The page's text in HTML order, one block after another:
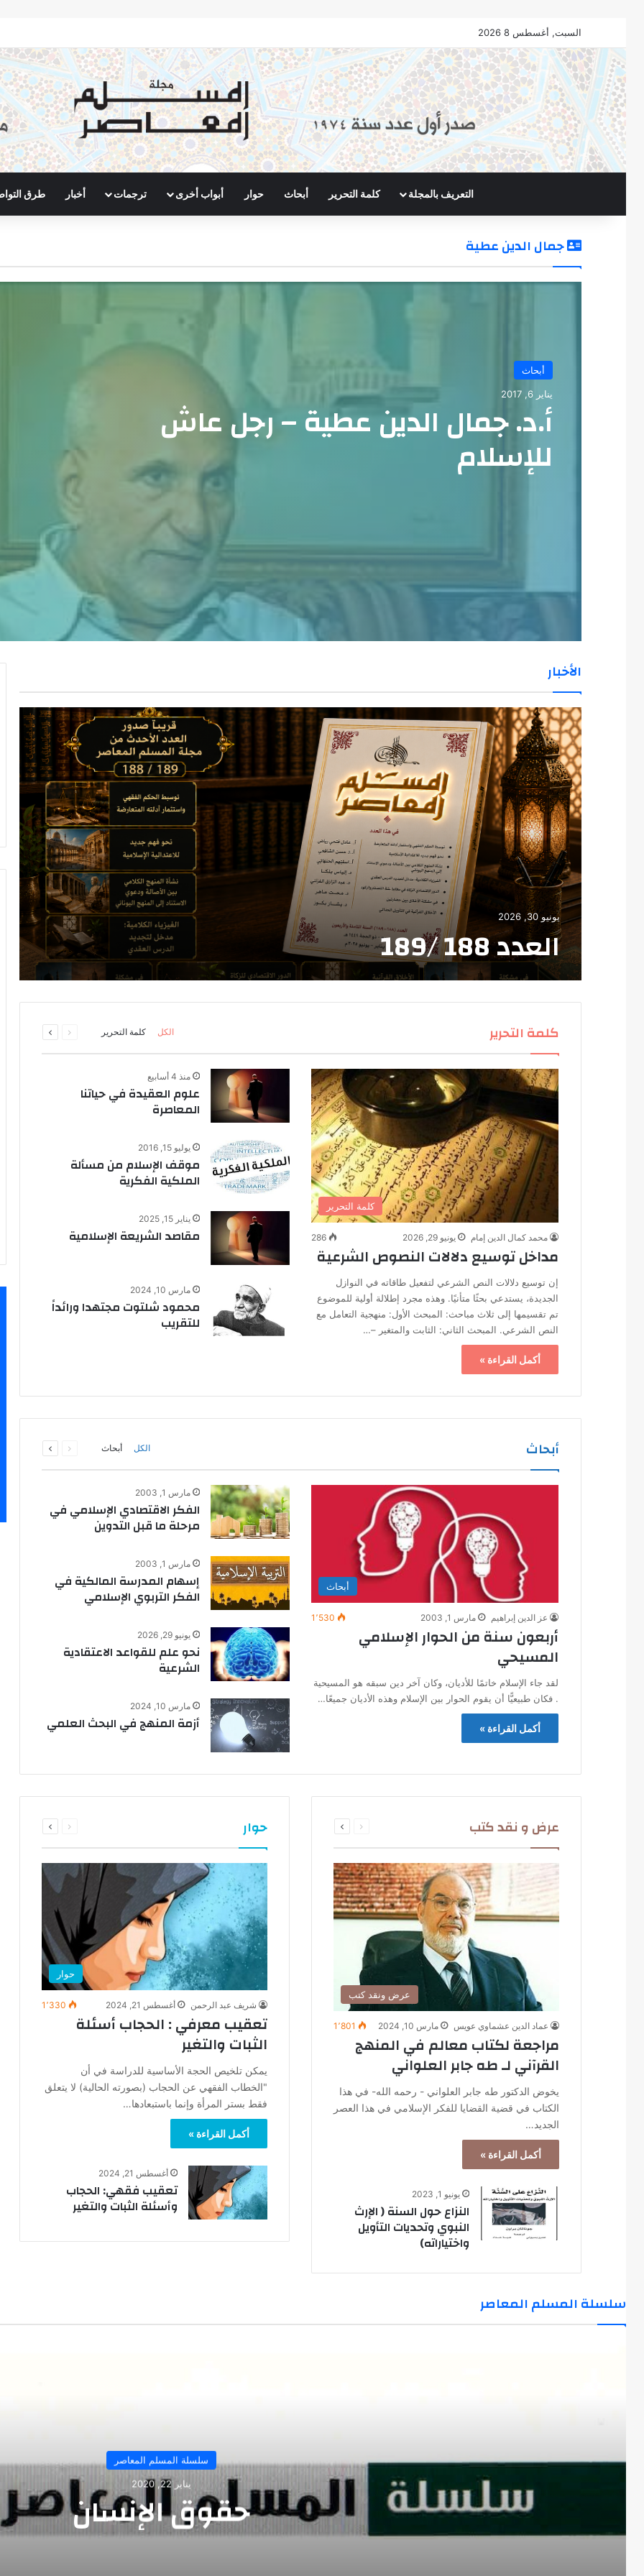
السبت, أغسطس 8 2026
التعريف بالمجلة كلمة التحرير أبحاث حوار أبواب أخرى ترجمات أخبار طرق
جمال الدين عطية
أبحاث
يناير 6, 2017
أ.د. جمال الدين عطية – رجل عاش
للإسلام
الأخبار
يونيو 30, 2026
العدد 188 /189
كلمة التحرير الكل كلمة التحرير
الصفحة
كلمة التحرير
محمد كمال الدين إمام يونيو 29, 2026 286
مداخل توسيع دلالات النصوص الشرعية
إن توسيع دلالات النص الشرعي لتفعيل طاقاته في النوازل
الجديدة، يستدعي بحثًا متأنيًا. وهذه مجرد إطلالة أولية للموضوع
تم تقسيمها إلى ثلاث مباحث: المبحث الأول: منهجية التعامل مع
النص الشرعي. المبحث الثاني: الثابت والمتغير –…
أكمل القراءة »
منذ 4 أسابيع
علوم العقيدة في حياتنا
المعاصرة
يوليو 15, 2016
موقف الإسلام من مسألة
الملكية الفكرية
يناير 15, 2025
مقاصد الشريعة الإسلامية
مارس 10, 2024
محمود شلتوت مجتهدا ورائداً
للتقريب
أبحاث الكل أبحاث
الصفحة
أبحاث
عز الدين إبراهيم مارس 1, 2003 1٬530
أربعون سنة من الحوار الإسلامي
المسيحي
لقد جاء الإسلام خاتمًا للأديان، وكان آخر دين سبقه هو المسيحية
. فكان طبيعيًّا أن يقوم الحوار بين الإسلام وهذه الأديان جميعًا…
أكمل القراءة »
مارس 1, 2003
الفكر الاقتصادي الإسلامي في
مرحلة ما قبل التدوين
مارس 1, 2003
إسهام المدرسة المالكية في
الفكر التربوي الإسلامي
يونيو 29, 2026
نحو علم للقواعد الاعتقادية
الشرعية
مارس 10, 2024
أزمة المنهج في البحث العلمي
عرض و نقد كتب
الصفحة
عرض ونقد كتب
عماد الدين عشماوي عويس مارس 10, 2024 1٬801
مراجعة لكتاب معالم في المنهج
القرآني لـ طه جابر العلواني
يخوض الدكتور طه جابر العلواني - رحمه الله- في هذا
الكتاب في قضية القضايا للفكر الإسلامي في هذا العصر
الجديد…
أكمل القراءة »
يونيو 1, 2023
النزاع حول السنة ( الإرث
النبوي وتحديات التأويل
واختياراته)
حوار
الصفحة
حوار
شريف عبد الرحمن أغسطس 21, 2024 1٬330
تعقيب معرفي : الحجاب أسئلة
الثبات والتغير
يمكن تلخيص الحجة الأساسية للدراسة في أن
"الخطاب الفقهي عن الحجاب (بصورته الحالية) لا يتعلق
فقط بستر المرأة وإنما باستبعادها…
أكمل القراءة »
أغسطس 21, 2024
تعقيب فقهي: الحجاب
وأسئلة الثبات والتغير
سلسلة المسلم المعاصر
سلسلة المسلم المعاصر
يناير 22, 2020
حقوق الإنسان